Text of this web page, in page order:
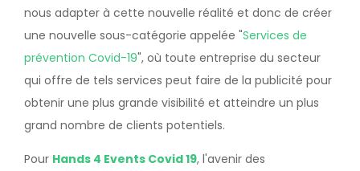
nous adapter à cette nouvelle réalité et donc de créer
une nouvelle sous-catégorie appelée "Services de
prévention Covid-19", où toute entreprise du secteur
qui offre de tels services peut faire de la publicité pour
obtenir une plus grande visibilité et atteindre un plus
grand nombre de clients potentiels.
Pour Hands 4 Events Covid 19, l'avenir des